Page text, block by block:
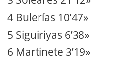
4 Bulerías 10’47»
5 Siguiriyas 6’38»
6 Martinete 3’19»